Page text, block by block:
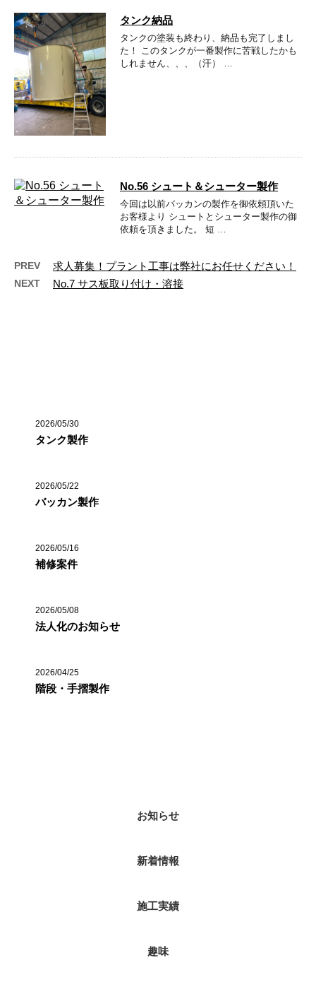
タンク納品
タンクの塗装も終わり、納品も完了しまし
た！ このタンクが一番製作に苦戦したかも
しれません、、、（汗） …
No.56 シュート＆シューター製作
今回は以前バッカンの製作を御依頼頂いた
お客様より シュートとシューター製作の御
依頼を頂きました。 短 …
PREV 求人募集！プラント工事は弊社にお任せください！
NEXT No.7 サス板取り付け・溶接
2026/05/30
タンク製作
2026/05/22
バッカン製作
2026/05/16
補修案件
2026/05/08
法人化のお知らせ
2026/04/25
階段・手摺製作
お知らせ
新着情報
施工実績
趣味